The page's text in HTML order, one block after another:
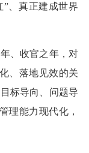
、真正建成世界
、收官之年，对
、落地见效的关
标导向、问题导
理能力现代化，